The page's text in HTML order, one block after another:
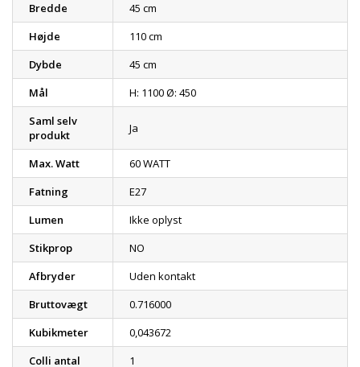
Bredde
45 cm
Højde
110 cm
Dybde
45 cm
Mål
H: 1100 Ø: 450
Saml selv
produkt
Ja
Max. Watt
60 WATT
Fatning
E27
Lumen
Ikke oplyst
Stikprop
NO
Afbryder
Uden kontakt
Bruttovægt
0.716000
Kubikmeter
0,043672
Colli antal
1